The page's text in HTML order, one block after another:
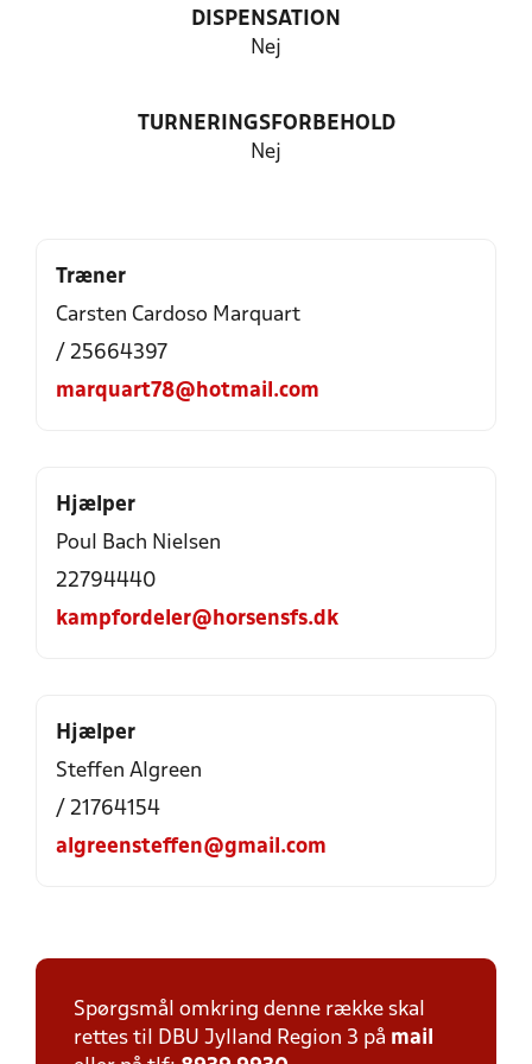
DISPENSATION
Nej
TURNERINGSFORBEHOLD
Nej
Træner
Carsten Cardoso Marquart
/ 25664397
marquart78@hotmail.com
Hjælper
Poul Bach Nielsen
22794440
kampfordeler@horsensfs.dk
Hjælper
Steffen Algreen
/ 21764154
algreensteffen@gmail.com
Spørgsmål omkring denne række skal
rettes til DBU Jylland Region 3 på mail